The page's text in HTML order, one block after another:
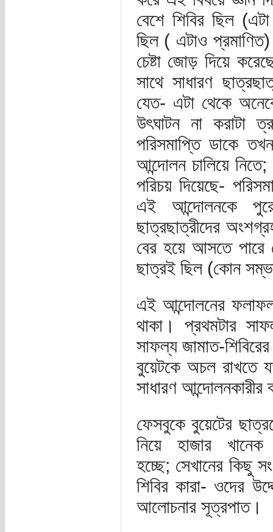
বেশে শিবির ছিল
ছিল ( এটাও
চেষ্টা জোড় দিয়ে
সাথে সাধারণ
যেত- এটা থেকে
উৎঘাটন না করাটা
পরিসমাপ্তি ডাকে
আন্দোলন চালিয়ে
পরিচয় দিয়েছে-
এই আন্দোলনকে
ছাত্রছাত্রীদের
বের হয়ে আসতে পারে
ছাত্রই ছিল (কোন
এই আন্দোলনের
থাকা। প্রথমটার
সাফল্য জামাত-
বুয়েটকে অচল রাখতে
সাধারণ আন্দোলনকারীর
ফেসবুকে বুয়েটের
নিয়ে হাজার খানেক
হচ্ছে; সেখানের কিছু
শিবির কারা- ওদের
আলোচনার সূত্রপাত।